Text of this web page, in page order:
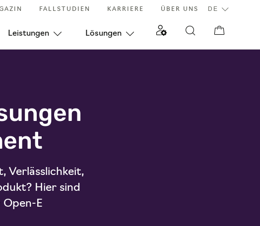
FALLSTUDIEN KARRIERE ÜBER UNS
Leistungen Lösungen
Verlässlichkeit,
Hier sind
Open-E